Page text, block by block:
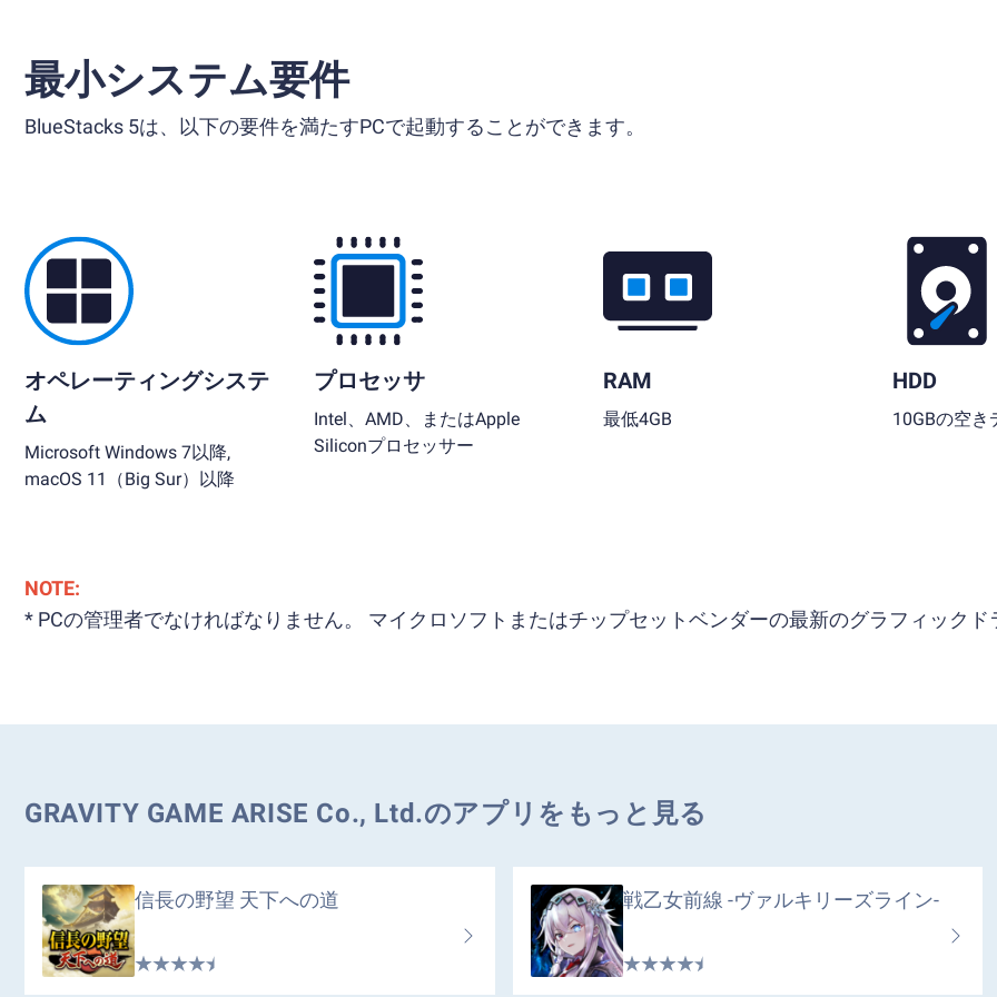
最小システム要件
BlueStacks 5は、以下の要件を満たすPCで起動することができます。
オペレーティングシステ
ム
Microsoft Windows 7以降,
macOS 11（Big Sur）以降
プロセッサ
Intel、AMD、またはApple
Siliconプロセッサー
RAM
最低4GB
HDD
10GBの空き
NOTE:
* PCの管理者でなければなりません。 マイクロソフトまたはチップセットベンダーの最新のグラフィックド
GRAVITY GAME ARISE Co., Ltd.のアプリをもっと見る
信長の野望 天下への道 戦乙女前線 -ヴァルキリーズライン-